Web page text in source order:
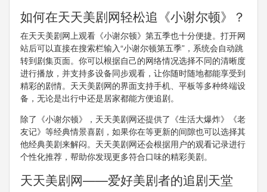
如何在天天美剧网轻松追《小谢尔顿》？
在天天美剧网上观看《小谢尔顿》第五季也十分便捷。打开网
站后可以直接在搜索栏输入“小谢尔顿第五季”，系统会自动跳
转到剧集页面。你可以根据自己的网络情况选择不同的清晰度
进行播放，并支持多设备同步观看，让你随时随地都能享受到
精彩的剧情。天天美剧网的界面支持手机、平板等多种终端设
备，无论是出行中还是居家都能方便追剧。
除了《小谢尔顿》，天天美剧网还提供了《生活大爆炸》《老
友记》等经典情景喜剧，如果你在等更新的间隙也可以选择其
他经典美剧来解闷。天天美剧网还会根据用户的观看记录进行
个性化推荐，帮助你发现更多符合口味的精彩美剧。
天天美剧网——爱好美剧者的追剧天堂